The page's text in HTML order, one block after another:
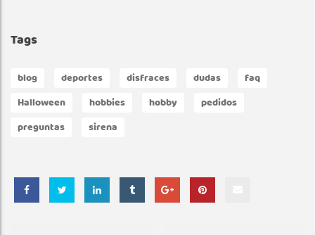
Tags
blog deportes disfraces dudas
faq
Halloween
hobbies hobby
pedidos
preguntas
sirena
S
E
N